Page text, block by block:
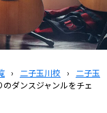
› 二子玉川校 ›
二子玉
ダンスジャンルをチェ